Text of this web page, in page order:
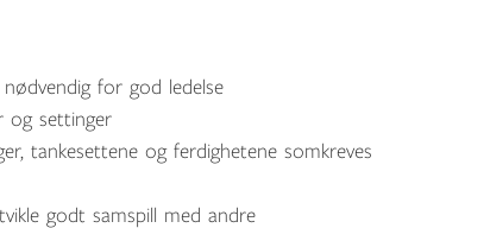
for god ledelse
og settinger
tankesettene og ferdighetene somkreves
godt samspill med andre